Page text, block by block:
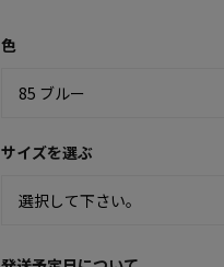
色
サイズを選ぶ